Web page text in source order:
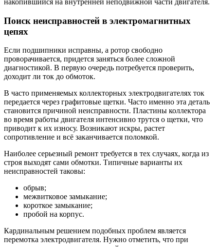
Поиск неисправностей в электромагнитных
цепях
Если подшипники исправны, а ротор свободно
проворачивается, придется заняться более сложной
диагностикой. В первую очередь потребуется проверить,
доходит ли ток до обмоток.
В часто применяемых коллекторных электродвигателях ток
передается через графитовые щетки. Часто именно эта деталь
становится причиной неисправности. Пластины коллектора
во время работы двигателя интенсивно трутся о щетки, что
приводит к их износу. Возникают искры, растет
сопротивление и всё заканчивается поломкой.
Наиболее серьезный ремонт требуется в тех случаях, когда из
строя выходят сами обмотки. Типичные варианты их
неисправностей таковы:
обрыв;
межвитковое замыкание;
короткое замыкание;
пробой на корпус.
Кардинальным решением подобных проблем является
перемотка электродвигателя. Нужно отметить, что при